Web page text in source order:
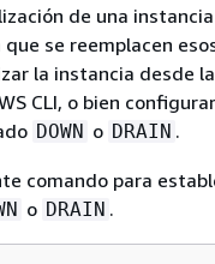
de una instancia
se reemplacen
la instancia desde
CLI, o bien
DOWN o DRAIN .
comando para
o DRAIN .